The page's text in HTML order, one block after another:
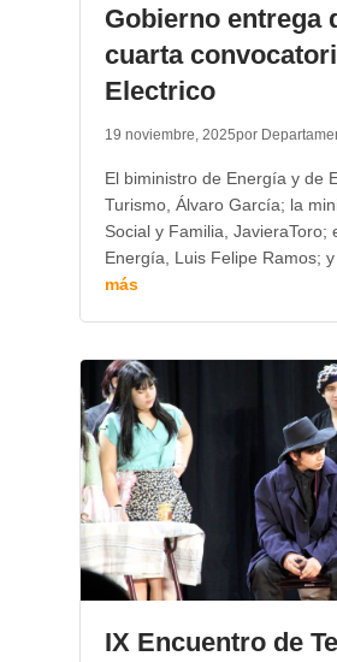
Gobierno entrega
cuarta
Electrico
19 noviembre, 2025por
El biministro de Energía y de
Turismo, Álvaro García; la
Social y Familia, JavieraToro;
Energía, Luis Felipe Ramos;
más
IX Encuentro de